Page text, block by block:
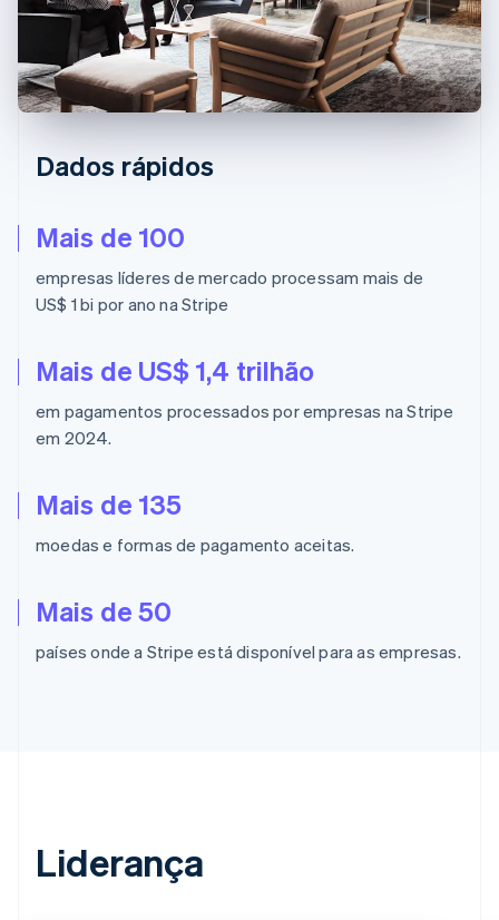
Stripe Sessions 2026
Ecossistema
Parceiros
Dados rápidos
Mais de 100
empresas líderes de mercado processam mais de
US$ 1 bi por ano na Stripe
Mais de US$ 1,4 trilhão
em pagamentos processados por empresas na Stripe
em 2024.
Mais de 135
moedas e formas de pagamento aceitas.
Mais de 50
países onde a Stripe está disponível para as empresas.
Liderança